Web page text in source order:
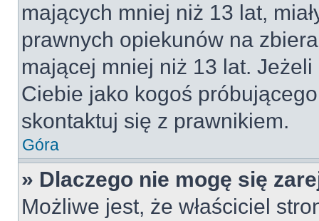
mających mniej niż 13 lat,
prawnych opiekunów na
mającej mniej niż 13 lat.
Ciebie jako kogoś
skontaktuj się z prawnikiem.
Góra
» Dlaczego nie mogę się
Możliwe jest, że właściciel